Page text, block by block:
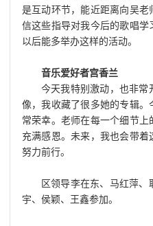
是互动环节，能近距离向吴老
信这些指导对我今后的歌唱
以后能多举办这样的活动。
音乐爱好者宫香兰
今天我特别激动，也非常
像，我收藏了很多她的专辑
常荣幸。老师在每一个细节
充满感恩。未来，我也会带
努力前行。
区领导李在东、马红萍、
宇、侯颖、王鑫参加。